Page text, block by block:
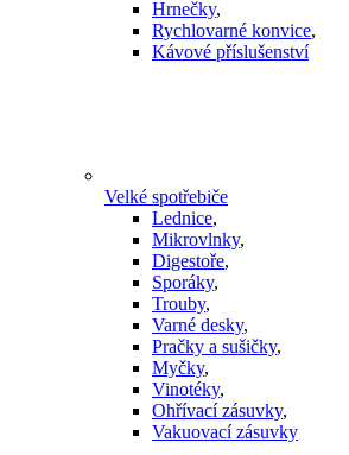
Hrnečky,
Rychlovarné konvice,
Kávové příslušenství
Velké spotřebiče
Lednice,
Mikrovlnky,
Digestoře,
Sporáky,
Trouby,
Varné desky,
Pračky a sušičky,
Myčky,
Vinotéky,
Ohřívací zásuvky,
Vakuovací zásuvky